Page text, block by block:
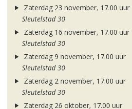
Zaterdag 23 november, 17.00 uur
Sleutelstad 30
Zaterdag 16 november, 17.00 uur
Sleutelstad 30
Zaterdag 9 november, 17.00 uur
Sleutelstad 30
Zaterdag 2 november, 17.00 uur
Sleutelstad 30
Zaterdag 26 oktober, 17.00 uur